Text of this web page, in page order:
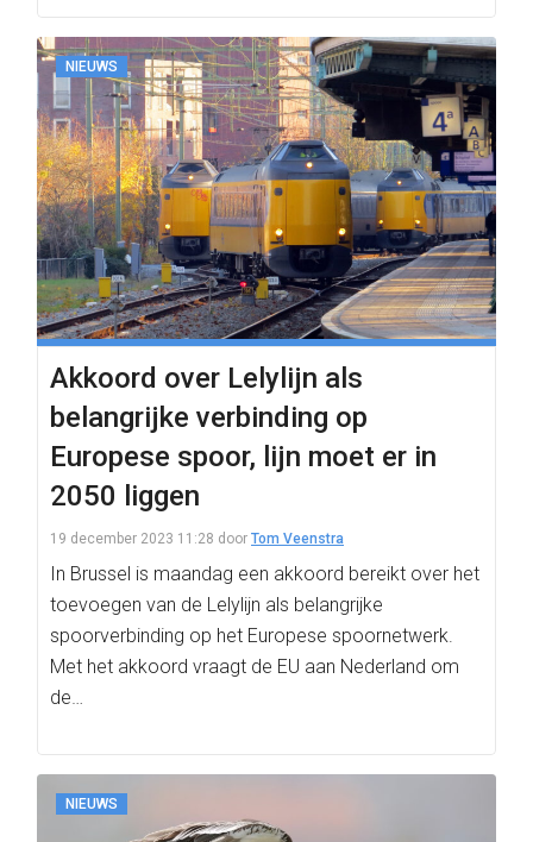
NIEUWS
Akkoord over Lelylijn als
belangrijke verbinding op
Europese spoor, lijn moet er in
2050 liggen
19 december 2023 11:28 door Tom Veenstra
In Brussel is maandag een akkoord bereikt over het
toevoegen van de Lelylijn als belangrijke
spoorverbinding op het Europese spoornetwerk.
Met het akkoord vraagt de EU aan Nederland om
de…
NIEUWS